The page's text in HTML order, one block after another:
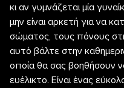
κι αν γυμνάζεται μία
μην είναι αρκετή για να
σώματος, τους πόνους
αυτό βάλτε στην
οποία θα σας βοηθήσουν
ευέλικτο. Είναι ένας